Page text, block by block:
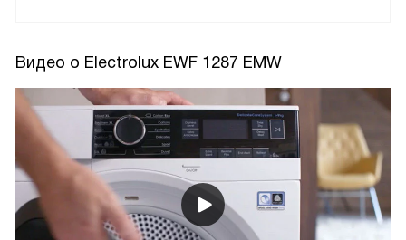
Видео о Electrolux EWF 1287 EMW